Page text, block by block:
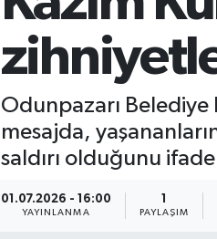
Odunpazarı Belediye
mesajda,
saldırı olduğunu
01.07.2026 - 16:00
YAYINLANMA PAYLAŞIM